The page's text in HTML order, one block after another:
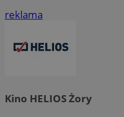
reklama
Kino HELIOS Żory